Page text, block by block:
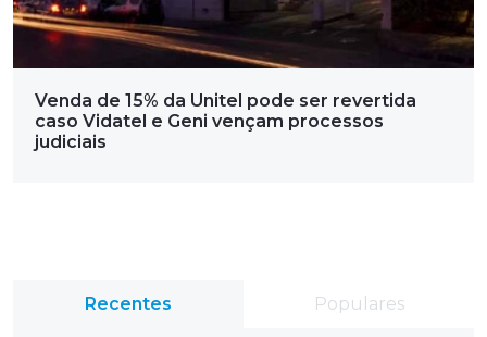
Venda de 15% da Unitel pode ser revertida
caso Vidatel e Geni vençam processos
judiciais
Recentes Populares